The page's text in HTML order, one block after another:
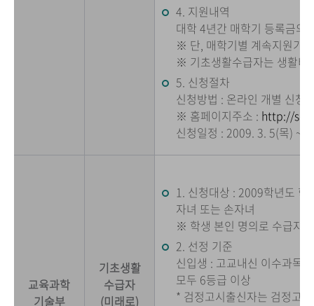
4. 지원내역
대학 4년간 매학기 등록금의
※ 단, 매학기별 계속지원기
※ 기초생활수급자는 생활비
5. 신청절차
신청방법 : 온라인 개별 신청
※ 홈페이지주소 : http://
신청일정 : 2009. 3. 5(목) ~
교육과학
기술부
기초생활
수급자
(미래로)
1. 신청대상 : 2009학년도
자녀 또는 손자녀
※ 학생 본인 명의로 수급자
2. 선정 기준
신입생 : 고교내신 이수과목
모두 6등급 이상
* 검정고시출신자는 검정고